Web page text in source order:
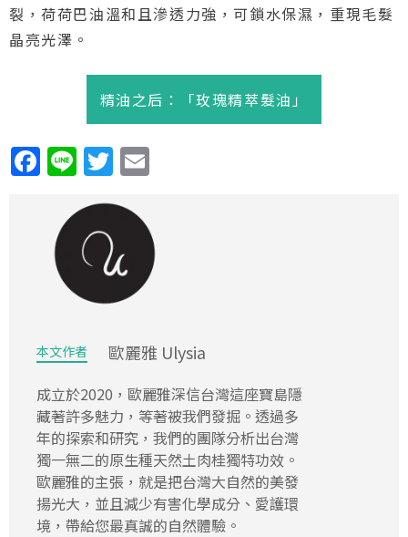
裂，荷荷巴油溫和且滲透力強，可鎖水保濕，重現毛髮
晶亮光澤。
精油之后：「玫瑰精萃髮油」
本文作者 歐麗雅 Ulysia
成立於2020，歐麗雅深信台灣這座寶島隱
藏著許多魅力，等著被我們發掘。透過多
年的探索和研究，我們的團隊分析出台灣
獨一無二的原生種天然土肉桂獨特功效。
歐麗雅的主張，就是把台灣大自然的美發
揚光大，並且減少有害化學成分、愛護環
境，帶給您最真誠的自然體驗。